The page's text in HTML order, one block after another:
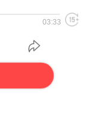
03:33